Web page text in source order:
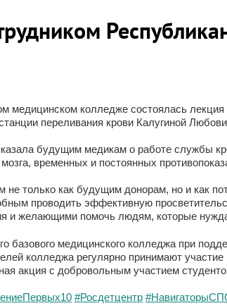
медицинском колледже состоялась
переливания крови Калугиной
будущим медикам о работе службы
мозга, временных и постоянных
не только как будущим донорам, но и как
проводить эффективную
и желающими помочь людям, которые
базового медицинского колледжа при
колледжа регулярно принимают участие
акция с добровольным участием
#Росдетцентр